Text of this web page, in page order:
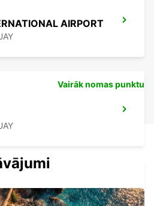
AIRPORT
URUGUAY
Vairāk nomas punktu